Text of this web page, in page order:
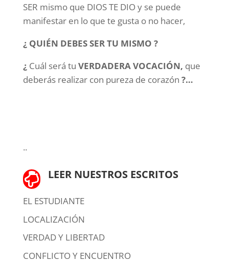
SER mismo que DIOS TE DIO y se puede
manifestar en lo que te gusta o no hacer,
¿ QUIÉN DEBES SER TU MISMO ?
¿ Cuál será tu VERDADERA VOCACIÓN, que
deberás realizar con pureza de corazón ?…
..
 LEER NUESTROS ESCRITOS
EL ESTUDIANTE
LOCALIZACIÓN
VERDAD Y LIBERTAD
CONFLICTO Y ENCUENTRO